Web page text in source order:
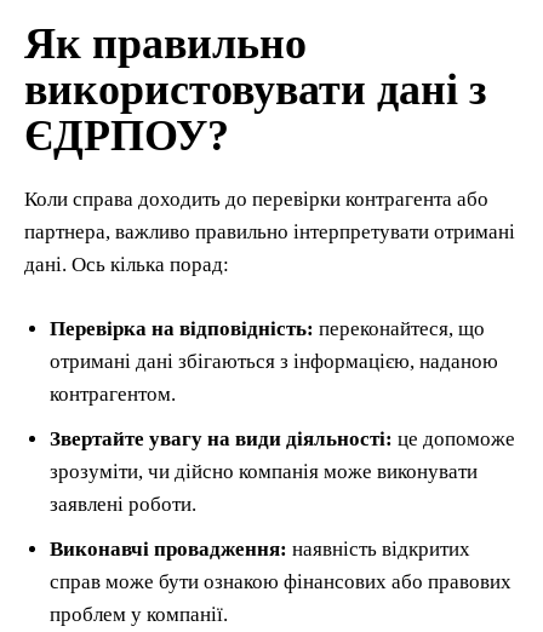
Як правильно
використовувати дані з
ЄДРПОУ?
Коли справа доходить до перевірки контрагента або
партнера, важливо правильно інтерпретувати отримані
дані. Ось кілька порад:
Перевірка на відповідність: переконайтеся, що
отримані дані збігаються з інформацією, наданою
контрагентом.
Звертайте увагу на види діяльності: це допоможе
зрозуміти, чи дійсно компанія може виконувати
заявлені роботи.
Виконавчі провадження: наявність відкритих
справ може бути ознакою фінансових або правових
проблем у компанії.